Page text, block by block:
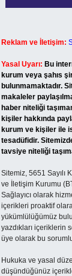
Reklam ve İletişim:
Yasal Uyarı: Bu
kurum veya şahıs
bulunmamaktadır.
makaleler
haber niteliği
kişiler hakkında
kurum ve kişiler ile
tesadüfidir.
tavsiye niteliği
Sitemiz, 5651 Sayılı
ve İletişim Kurumu
Sağlayıcı olarak
içerikleri proaktif
yükümlülüğümüz
yazdıkları içeriklerin
üye olarak bu
Hukuka ve yasal
düşündüğünüz